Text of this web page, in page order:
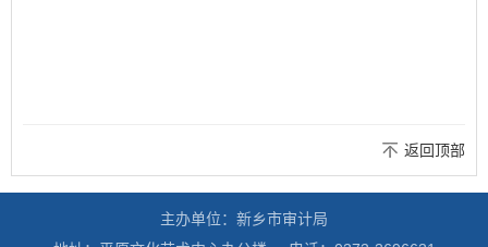
返回顶部
主办单位：新乡市审计局